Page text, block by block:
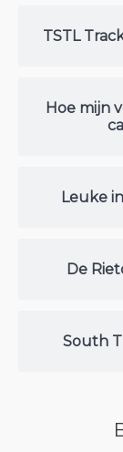
TSTL
Hoe mijn
Leuke
De
South